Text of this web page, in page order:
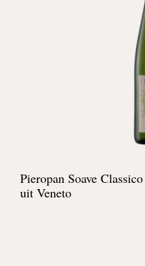
Pieropan Soave
uit Veneto